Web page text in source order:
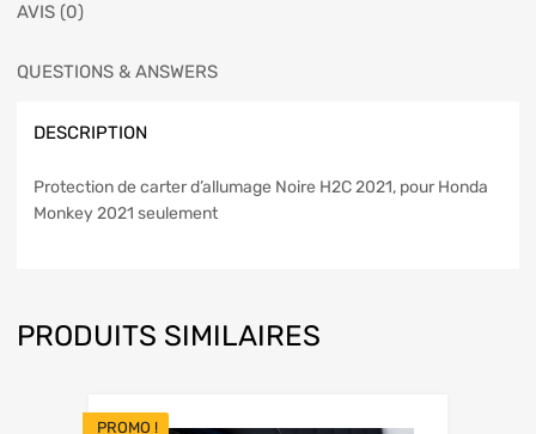
AVIS (0)
QUESTIONS & ANSWERS
DESCRIPTION
Protection de carter d’allumage Noire H2C 2021, pour Honda
Monkey 2021 seulement
PRODUITS SIMILAIRES
PROMO !